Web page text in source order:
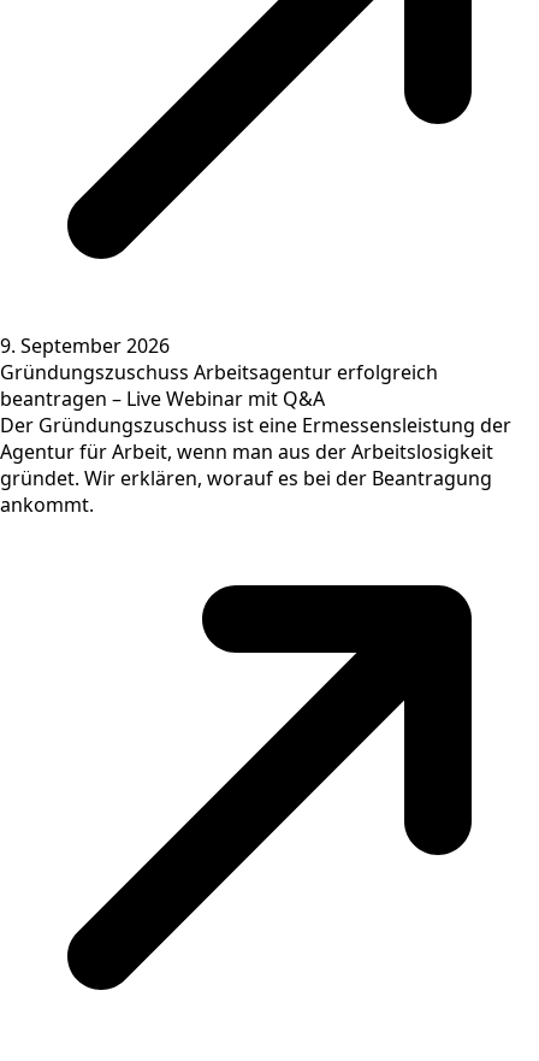
9. September 2026
Gründungszuschuss Arbeitsagentur erfolgreich
beantragen – Live Webinar mit Q&A
Der Gründungszuschuss ist eine Ermessensleistung der
Agentur für Arbeit, wenn man aus der Arbeitslosigkeit
gründet. Wir erklären, worauf es bei der Beantragung
ankommt.